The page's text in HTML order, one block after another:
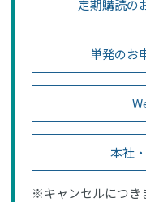
定期購読の
単発のお
本社
※キャンセルにつき